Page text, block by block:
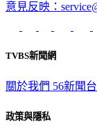
意見反映：
TVBS新聞網
關於我們 56新聞
政策與隱私